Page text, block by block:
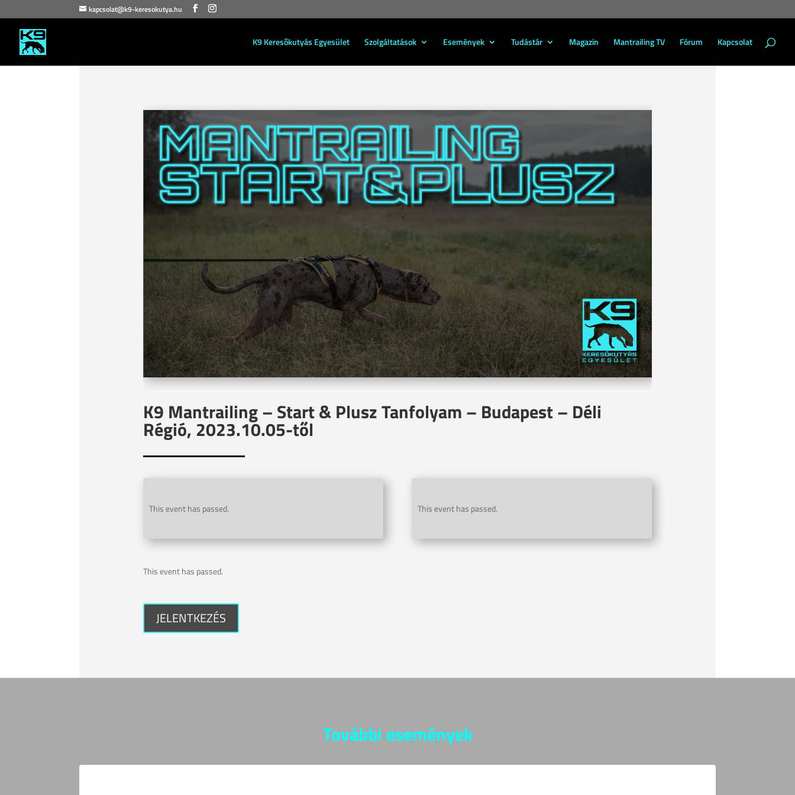
kapcsolat@k9-keresokutya.hu
K9 Keresőkutyás Egyesület Szolgáltatások Események Tudástár Magazin Mantrailing TV Fórum Kapcsolat
K9 Mantrailing – Start & Plusz Tanfolyam – Budapest – Déli
Régió, 2023.10.05-től
This event has passed. This event has passed.
This event has passed.
JELENTKEZÉS
További események